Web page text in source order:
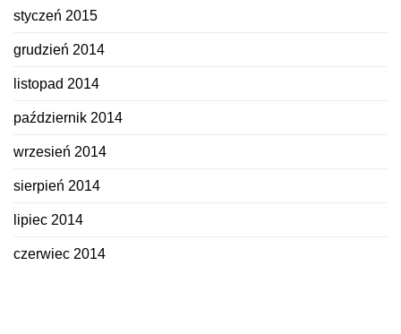
styczeń 2015
grudzień 2014
listopad 2014
październik 2014
wrzesień 2014
sierpień 2014
lipiec 2014
czerwiec 2014